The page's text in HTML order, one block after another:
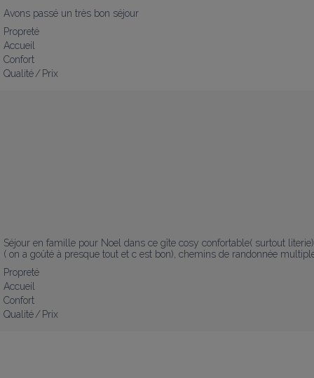
Avons passé un très bon séjour
Propreté
Accueil
Confort
Qualité / Prix
Séjour en famille pour Noel dans ce gîte cosy confortable( surtout
( on a goûté à presque tout et c est bon), chemins de randonnée
Propreté
Accueil
Confort
Qualité / Prix